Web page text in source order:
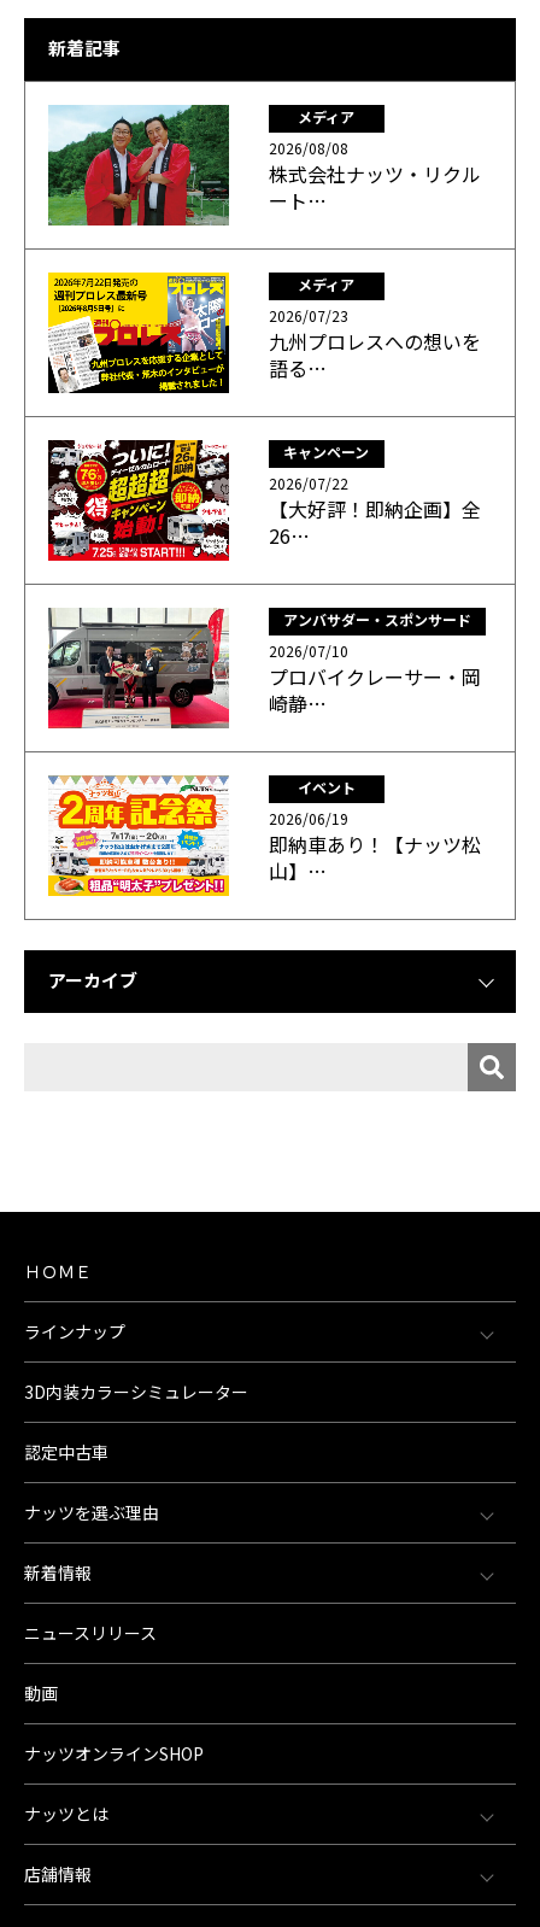
新着記事
メディア
2026/08/08
株式会社ナッツ・リクル
ート…
メディア
2026/07/23
九州プロレスへの想いを
語る…
キャンペーン
2026/07/22
【大好評！即納企画】全
26…
アンバサダー・スポンサード
2026/07/10
プロバイクレーサー・岡
崎静…
イベント
2026/06/19
即納車あり！【ナッツ松
山】…
アーカイブ
ＨＯＭＥ
ラインナップ
3D内装カラーシミュレーター
認定中古車
ナッツを選ぶ理由
新着情報
ニュースリリース
動画
ナッツオンラインSHOP
ナッツとは
店舗情報